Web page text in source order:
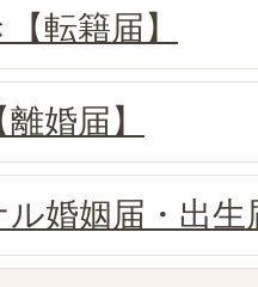
転籍届】
婚届】
婚姻届・出